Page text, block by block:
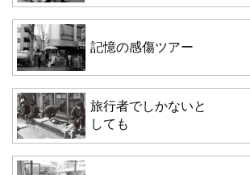
記憶の感傷ツアー
旅行者でしかないと
しても